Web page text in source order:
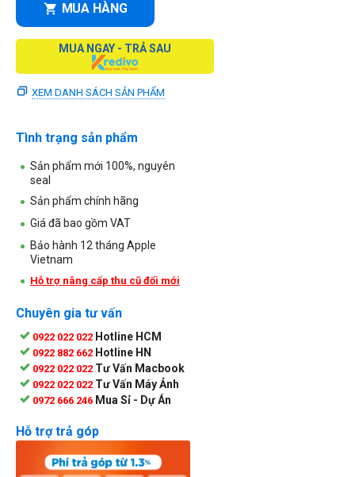
MUA HÀNG
MUA NGAY - TRẢ SAU
XEM DANH SÁCH SẢN PHẨM
Tình trạng sản phẩm
Sản phẩm mới 100%, nguyên
seal
Sản phẩm chính hãng
Giá đã bao gồm VAT
Bảo hành 12 tháng Apple
Vietnam
Hỗ trợ nâng cấp thu cũ đổi mới
Chuyên gia tư vấn
0922 022 022 Hotline HCM
0922 882 662 Hotline HN
0922 022 022 Tư Vấn Macbook
0922 022 022 Tư Vấn Máy Ảnh
0972 666 246 Mua Sỉ - Dự Án
Hỗ trợ trả góp